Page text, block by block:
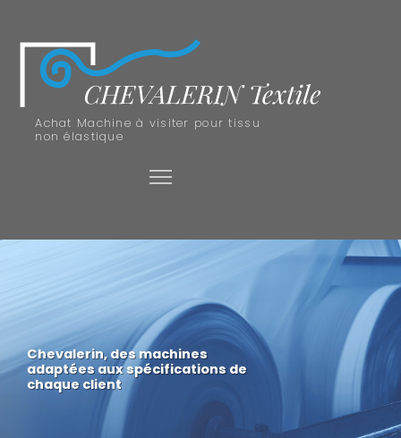
Achat Machine à visiter pour tissu
non élastique
Chevalerin, des machines
adaptées aux spécifications de
chaque client